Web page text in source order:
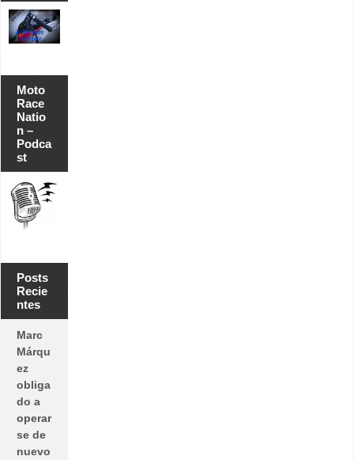
Moto
Race
Natio
n –
Podca
st
Posts
Recie
ntes
Marc
Márqu
ez
obliga
do a
operar
se de
nuevo